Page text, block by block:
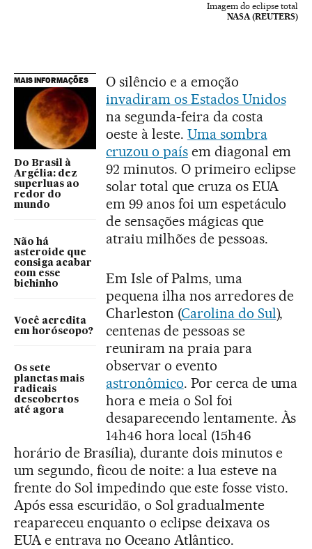
Imagem do eclipse total
NASA (REUTERS)
MAIS INFORMAÇÕES
Do Brasil à
Argélia: dez
superluas ao
redor do
mundo
Não há
asteroide que
consiga acabar
com esse
bichinho
Você acredita
em horóscopo?
Os sete
planetas mais
radicais
descobertos
até agora
O silêncio e a emoção
invadiram os Estados Unidos
na segunda-feira da costa
oeste à leste. Uma sombra
cruzou o paísem diagonal em
92 minutos. O primeiro eclipse
solar total que cruza os EUA
em 99 anos foi um espetáculo
de sensações mágicas que
atraiu milhões de pessoas.
Em Isle of Palms, uma
pequena ilha nos arredores de
Charleston (Carolina do Sul),
centenas de pessoas se
reuniram na praia para
observar o evento
astronômico. Por cerca de uma
hora e meia o Sol foi
desaparecendo lentamente. Às
14h46 hora local (15h46
horário de Brasília), durante dois minutos e
um segundo, ficou de noite: a lua esteve na
frente do Sol impedindo que este fosse visto.
Após essa escuridão, o Sol gradualmente
reapareceu enquanto o eclipse deixava os
EUA e entrava no Oceano Atlântico.